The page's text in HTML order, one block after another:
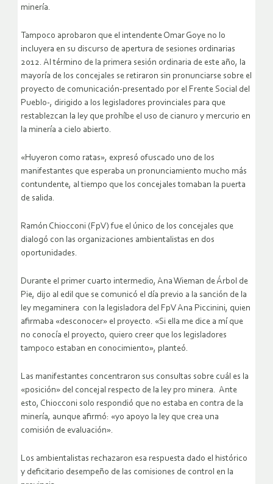
minería.
Tampoco aprobaron que el intendente Omar Goye no lo
incluyera en su discurso de apertura de sesiones ordinarias
2012. Al término de la primera sesión ordinaria de este año, la
mayoría de los concejales se retiraron sin pronunciarse sobre el
proyecto de comunicación-presentado por el Frente Social del
Pueblo-, dirigido a los legisladores provinciales para que
restablezcan la ley que prohíbe el uso de cianuro y mercurio en
la minería a cielo abierto.
«Huyeron como ratas», expresó ofuscado uno de los
manifestantes que esperaba un pronunciamiento mucho más
contundente, al tiempo que los concejales tomaban la puerta
de salida.
Ramón Chiocconi (FpV) fue el único de los concejales que
dialogó con las organizaciones ambientalistas en dos
oportunidades.
Durante el primer cuarto intermedio, Ana Wieman de Árbol de
Pie, dijo al edil que se comunicó el día previo a la sanción de la
ley megaminera con la legisladora del FpV Ana Piccinini, quien
afirmaba «desconocer» el proyecto. «Si ella me dice a mí que
no conocía el proyecto, quiero creer que los legisladores
tampoco estaban en conocimiento», planteó.
Las manifestantes concentraron sus consultas sobre cuál es la
«posición» del concejal respecto de la ley pro minera. Ante
esto, Chiocconi solo respondió que no estaba en contra de la
minería, aunque afirmó: «yo apoyo la ley que crea una
comisión de evaluación».
Los ambientalistas rechazaron esa respuesta dado el histórico
y deficitario desempeño de las comisiones de control en la